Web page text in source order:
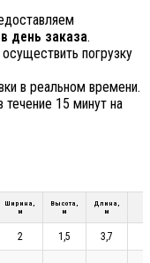
день заказа.
погрузку
в реальном времени.
15 минут на
Ширина,
м
Высота,
м
Длина,
м
2 1,5 3,7